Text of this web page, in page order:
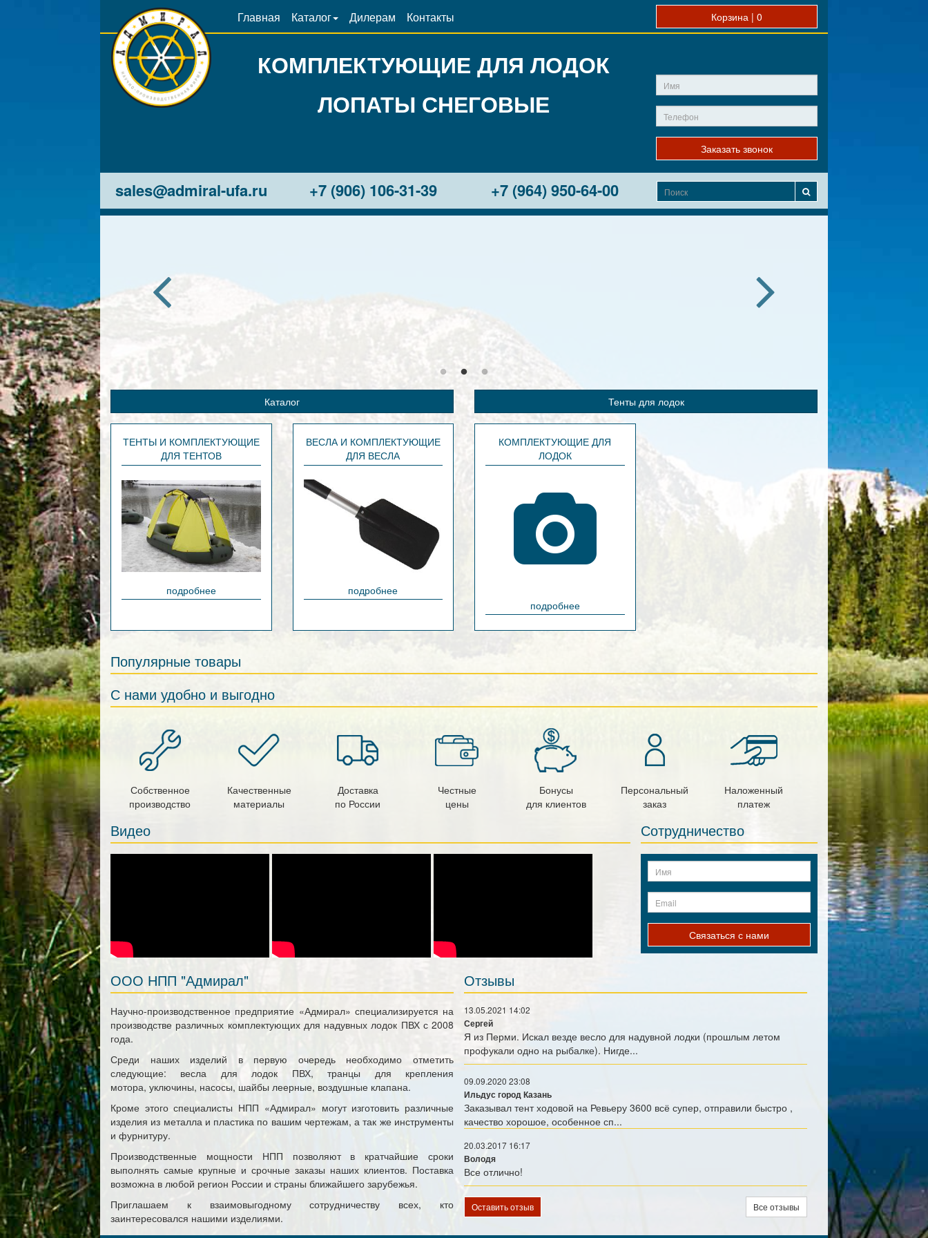
Главная Каталог Дилерам Контакты
КОМПЛЕКТУЮЩИЕ ДЛЯ ЛОДОК
ЛОПАТЫ СНЕГОВЫЕ
Корзина |0
Заказать звонок
sales@admiral-ufa.ru +7 (906) 106-31-39 +7 (964) 950-64-00
Каталог Тенты для лодок
ТЕНТЫ И КОМПЛЕКТУЮЩИЕ
ДЛЯ ТЕНТОВ
подробнее
ВЕСЛА И КОМПЛЕКТУЮЩИЕ
ДЛЯ ВЕСЛА
подробнее
КОМПЛЕКТУЮЩИЕ ДЛЯ
ЛОДОК
подробнее
Популярные товары
С нами удобно и выгодно
Собственное
производство
Качественные
материалы
Доставка
по России
Честные
цены
Бонусы
для клиентов
Персональный
заказ
Наложенный
платеж
Видео Сотрудничество
Связаться с нами
ООО НПП "Адмирал"
Научно-производственное предприятие «Адмирал» специализируется на
производстве различных комплектующих для надувных лодок ПВХ с 2008
года.
Среди наших изделий в первую очередь необходимо отметить
следующие: весла для лодок ПВХ, транцы для крепления
мотора, уключины, насосы, шайбы леерные, воздушные клапана.
Кроме этого специалисты НПП «Адмирал» могут изготовить различные
изделия из металла и пластика по вашим чертежам, а так же инструменты
и фурнитуру.
Производственные мощности НПП
позволяют в кратчайшие сроки
выполнять самые крупные и срочные заказы наших клиентов. Поставка
возможна в любой регион России и страны ближайшего зарубежья.
Приглашаем к взаимовыгодному сотрудничеству всех, кто
заинтересовался нашими изделиями.
Отзывы
13.05.2021 14:02
Сергей
Я из Перми. Искал везде весло для надувной лодки (прошлым летом
профукали одно на рыбалке). Нигде...
09.09.2020 23:08
Ильдус город Казань
Заказывал тент ходовой на Ревьеру 3600 всё супер, отправили быстро ,
качество хорошое, особенное сп...
20.03.2017 16:17
Володя
Все отлично!
Оставить отзыв Все отзывы